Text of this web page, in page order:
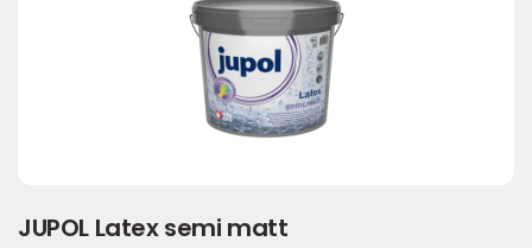
JUPOL Latex semi matt